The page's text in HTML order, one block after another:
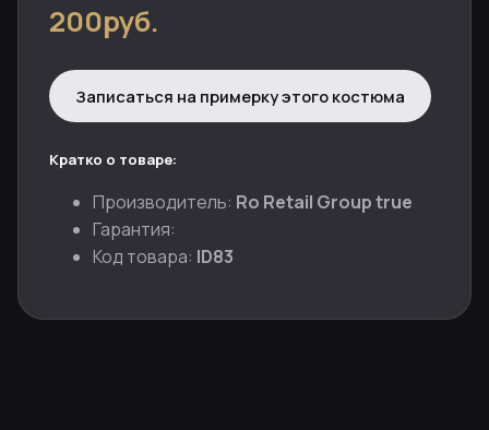
200руб.
Записаться на примерку этого костюма
Кратко о товаре:
Производитель: Ro Retail Group true
Гарантия:
Код товара: ID83